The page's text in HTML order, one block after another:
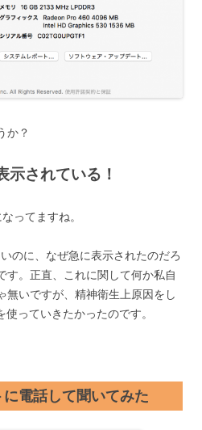
か？
されている！
ってますね。
のに、なぜ急に表示されたのだろ
す。正直、これに関して何か私自
無いですが、精神衛生上原因をし
っていきたかったのです。
電話して聞いてみた